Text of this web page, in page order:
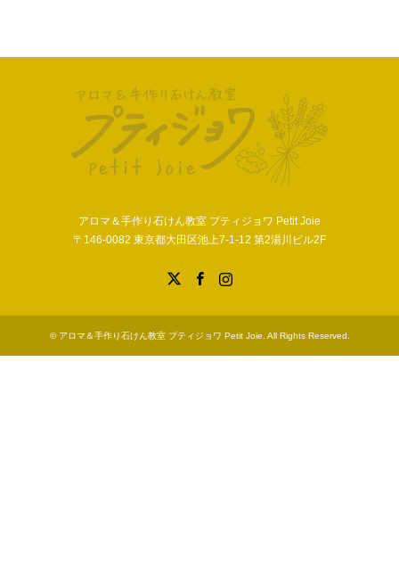
アロマ＆手作り石けん教室 プティジョワ Petit Joie
〒146-0082 東京都大田区池上7-1-12 第2湯川ビル2F
© アロマ＆手作り石けん教室 プティジョワ Petit Joie. All Rights Reserved.